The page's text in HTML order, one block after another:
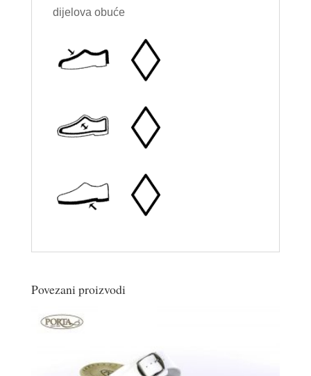
dijelova obuće
Povezani proizvodi